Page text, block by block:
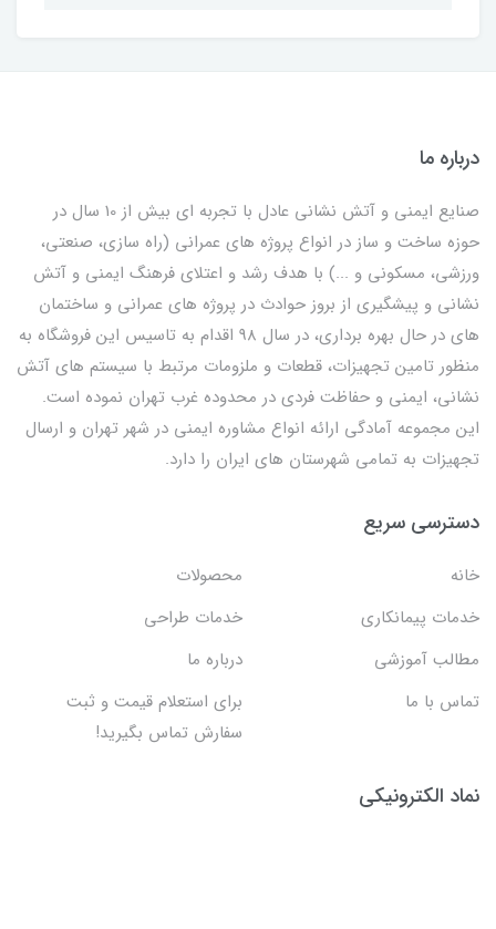
درباره ما
صنایع ایمنی و آتش نشانی عادل با تجربه ای بیش از 10 سال در
حوزه ساخت و ساز در انواع پروژه های عمرانی (راه سازی، صنعتی،
ورزشی، مسکونی و ...) با هدف رشد و اعتلای فرهنگ ایمنی و آتش
نشانی و پیشگیری از بروز حوادث در پروژه های عمرانی و ساختمان
های در حال بهره برداری، در سال 98 اقدام به تاسیس این فروشگاه به
منظور تامین تجهیزات، قطعات و ملزومات مرتبط با سیستم های آتش
نشانی، ایمنی و حفاظت فردی در محدوده غرب تهران نموده است.
این مجموعه آمادگی ارائه انواع مشاوره ایمنی در شهر تهران و ارسال
تجهیزات به تمامی شهرستان های ایران را دارد.
دسترسی سریع
خانه
محصولات
خدمات پیمانکاری
خدمات طراحی
مطالب آموزشی
درباره ما
تماس با ما
برای استعلام قیمت و ثبت
سفارش تماس بگیرید!
نماد الکترونیکی